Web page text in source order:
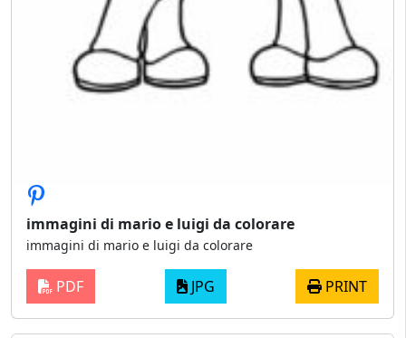
immagini di mario e luigi da colorare
immagini di mario e luigi da colorare
PDF JPG PRINT